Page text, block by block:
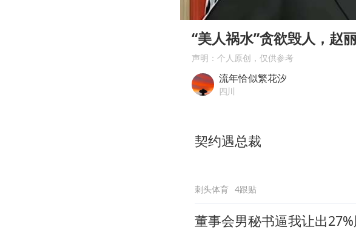
外交部发言
贵州轮胎子公
吉林一“温度计
27岁女子成组
Play
00:00
“美人祸水”贪欲毁人，赵
声明：个人原创，仅供参考
流年恰似繁花汐
四川
契约遇总裁
刺头体育 4跟贴
董事会男秘书逼我让出